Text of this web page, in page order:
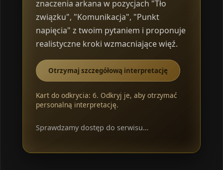
znaczenia arkana w pozycjach "Tło
związku", "Komunikacja", "Punkt
napięcia" z twoim pytaniem i proponuje
realistyczne kroki wzmacniające więź.
Otrzymaj szczegółową interpretację
Kart do odkrycia: 6. Odkryj je, aby otrzymać
personalną interpretację.
Sprawdzamy dostęp do serwisu…